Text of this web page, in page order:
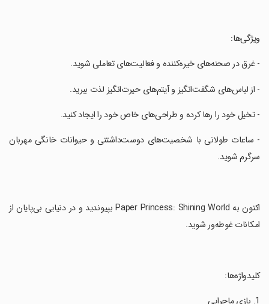
‏ویژگی‌ها:
‏- غرق در صحنه‌های خیره‌کننده و فعالیت‌های تعاملی شوید.
‏- از لباس‌های شگفت‌انگیز و آیتم‌های حیرت‌انگیز لذت ببرید.
‏- تخیل خود را رها کرده و طراحی‌های خاص خود را ایجاد کنید.
‏- ساعات طولانی با شخصیت‌های دوست‌داشتنی و حیوانات خانگی مهربان
سرگرم شوید.
‏اکنون به Paper Princess: Shining World بپیوندید و در دنیایی بی‌پایان از
امکانات غوطه‌ور شوید.
‏کلیدواژه‌ها: